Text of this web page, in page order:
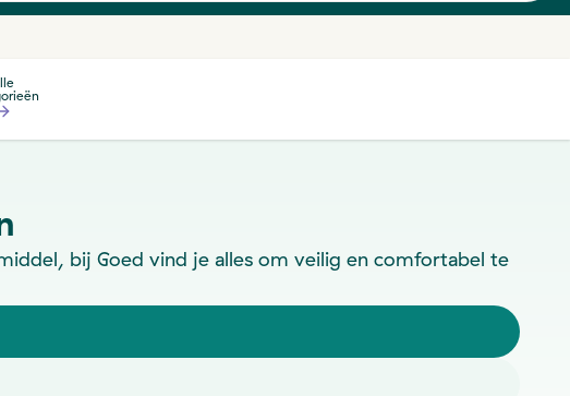
bij Goed vind je alles om veilig en comfortabel te